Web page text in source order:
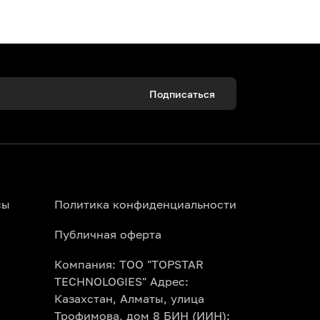
в Алматы на платформе
цирк, стадионы и ледовые
Подписаться
Политика конфиденциальности
Публичная оферта
Компания: ТОО "TOPSTAR
TECHNOLOGIES" Адрес:
Казахстан, Алматы, улица
Трофимова, дом 8 БИН (ИИН):